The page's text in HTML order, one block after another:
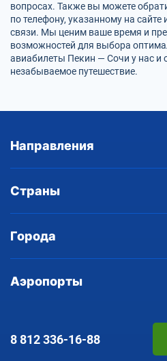
вопросах. Также вы можете
по телефону, указанному на
связи. Мы ценим ваше время и
возможностей для выбора
авиабилеты Пекин — Сочи у нас и
незабываемое путешествие.
Направления
Страны
Города
Аэропорты
8 812336-16-88